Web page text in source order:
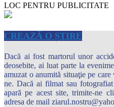
LOC PENTRU PUBLICITATE
CREAZĂ O ȘTIRE
Dacă ai fost martorul unor
deosebite, ai luat parte la
amuzat o anumită situaţie pe
ne. Dacă ai filmat sau
apară pe acest site, trimite-ne
adresa de mail